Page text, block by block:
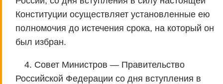
Конституции осуществляет установленные ею
полномочия до истечения срока, на который он
был избран.
4. Совет Министров — Правительство
Российской Федерации со дня вступления в